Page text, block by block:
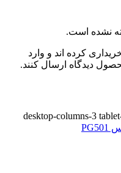
است.
کرده اند و وارد
دیدگاه ارسال کنند.
desktop-columns-3